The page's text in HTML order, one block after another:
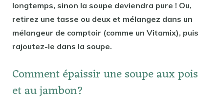
longtemps, sinon la soupe deviendra pure ! Ou,
retirez une tasse ou deux et mélangez dans un
mélangeur de comptoir (comme un Vitamix), puis
rajoutez-le dans la soupe.
Comment épaissir une soupe aux pois
et au jambon?